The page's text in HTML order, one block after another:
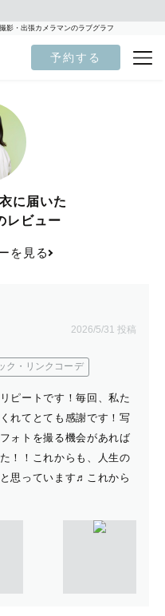
影・出張カメラマンのラブグラフ
予約する
に届いた
レビュー
を見る
2026/5/31 投稿
ク・リンクコーデ
ピートです！毎回、私た
れてとても感謝です！写
ォトを撮る機会があれば
！！これからも、人生の
思っています♬これから